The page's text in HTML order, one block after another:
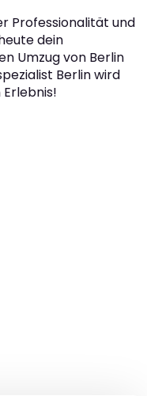
Professionalität und
dein
Umzug von Berlin
Berlin wird